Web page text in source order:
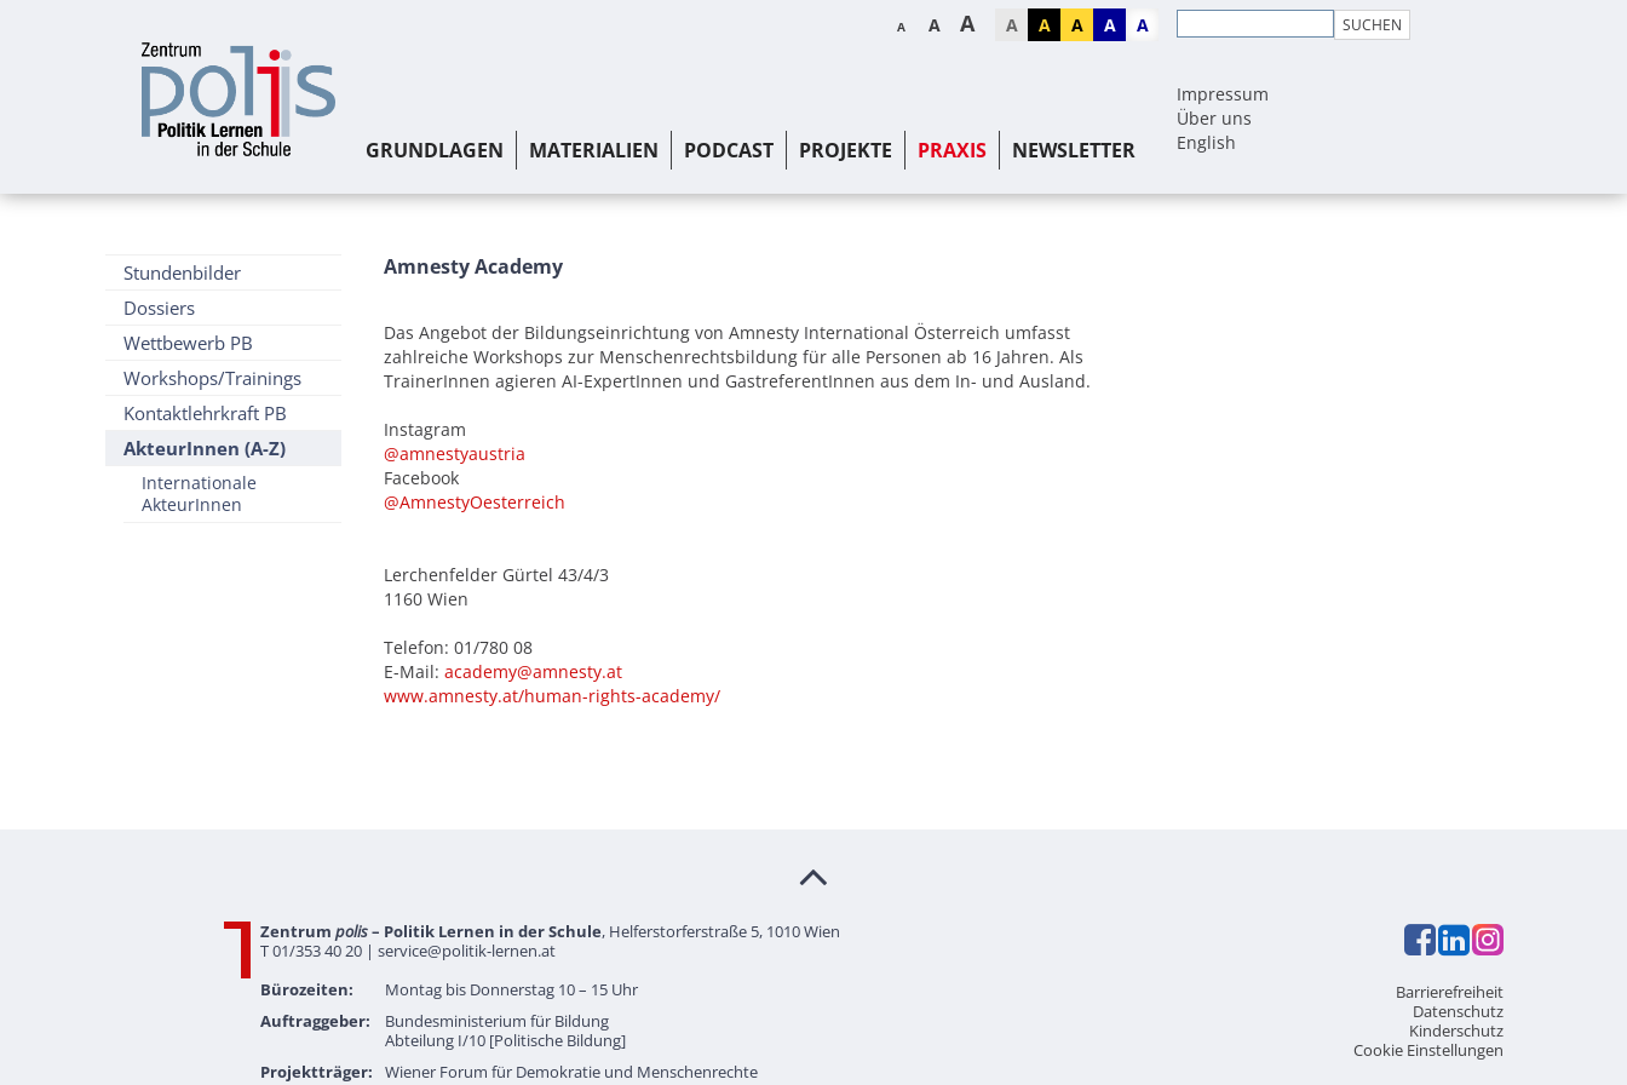
A A A A A A A A
GRUNDLAGEN MATERIALIEN PODCAST PROJEKTE PRAXIS NEWSLETTER
Impressum
Über uns
English
Stundenbilder
Dossiers
Wettbewerb PB
Workshops/Trainings
Kontaktlehrkraft PB
AkteurInnen (A-Z)
Internationale
AkteurInnen
Amnesty Academy
Das Angebot der Bildungseinrichtung von Amnesty International Österreich umfasst
zahlreiche Workshops zur Menschenrechtsbildung für alle Personen ab 16 Jahren. Als
TrainerInnen agieren AI-ExpertInnen und GastreferentInnen aus dem In- und Ausland.
Instagram
@amnestyaustria
Facebook
@AmnestyOesterreich
Lerchenfelder Gürtel 43/4/3
1160 Wien
Telefon: 01/780 08
E-Mail: academy@amnesty.at
www.amnesty.at/human-rights-academy/
Barrierefreiheit
Datenschutz
Kinderschutz
Cookie Einstellungen
Zentrum polis– Politik Lernen in der Schule, Helferstorferstraße 5, 1010 Wien
T 01/353 40 20 | service@politik-lernen.at
Bürozeiten:
Montag bis Donnerstag 10 – 15 Uhr
Auftraggeber:
Bundesministerium für Bildung
Abteilung I/10 [Politische Bildung]
Projektträger:
Wiener Forum für Demokratie und Menschenrechte